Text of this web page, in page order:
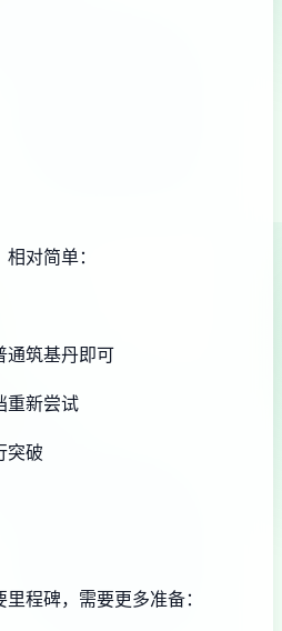
对简单：
通筑基丹即可
重新尝试
突破
程碑，需要更多准备：